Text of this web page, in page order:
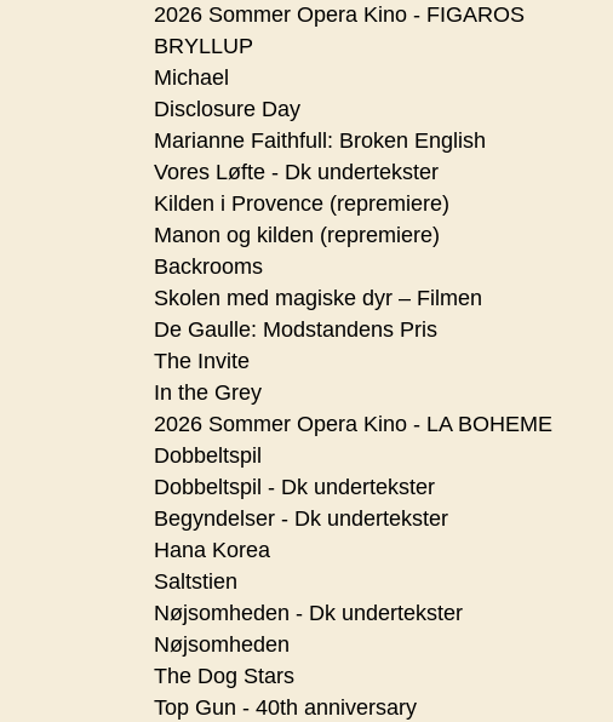
2026 Sommer Opera Kino - FIGAROS
BRYLLUP
Michael
Disclosure Day
Marianne Faithfull: Broken English
Vores Løfte - Dk undertekster
Kilden i Provence (repremiere)
Manon og kilden (repremiere)
Backrooms
Skolen med magiske dyr – Filmen
De Gaulle: Modstandens Pris
The Invite
In the Grey
2026 Sommer Opera Kino - LA BOHEME
Dobbeltspil
Dobbeltspil - Dk undertekster
Begyndelser - Dk undertekster
Hana Korea
Saltstien
Nøjsomheden - Dk undertekster
Nøjsomheden
The Dog Stars
Top Gun - 40th anniversary